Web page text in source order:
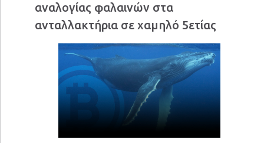
αναλογίας φαλαινών στα
ανταλλακτήρια σε χαμηλό 5ετίας